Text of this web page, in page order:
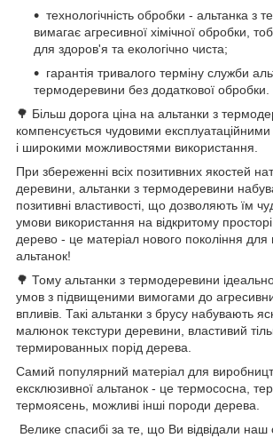
технологічність обробки - альтанка з
вимагає агресивної хімічної обробки,
для здоров'я та екологічно чиста;
гарантія тривалого терміну служби
термодеревини без додаткової обробки.
🌳 Більш дорога ціна на альтанки з
компенсується чудовими
і широкими можливостями використання.
При збереженні всіх позитивних якостей
деревини, альтанки з термодеревини
позитивні властивості, що дозволяють їм
умови використання на відкритому
дерево - це матеріал нового покоління для
альтанок!
🌳 Тому альтанки з термодеревини
умов з підвищеними вимогами до
впливів. Такі альтанки з брусу набувають
малюнок текстури деревини, властивий
термированных порід дерева.
Самий популярний матеріал для
ексклюзивної альтанок - це термососна,
термоясень, можливі інші породи дерева.
Велике спасибі за те, що Ви відвідали наш